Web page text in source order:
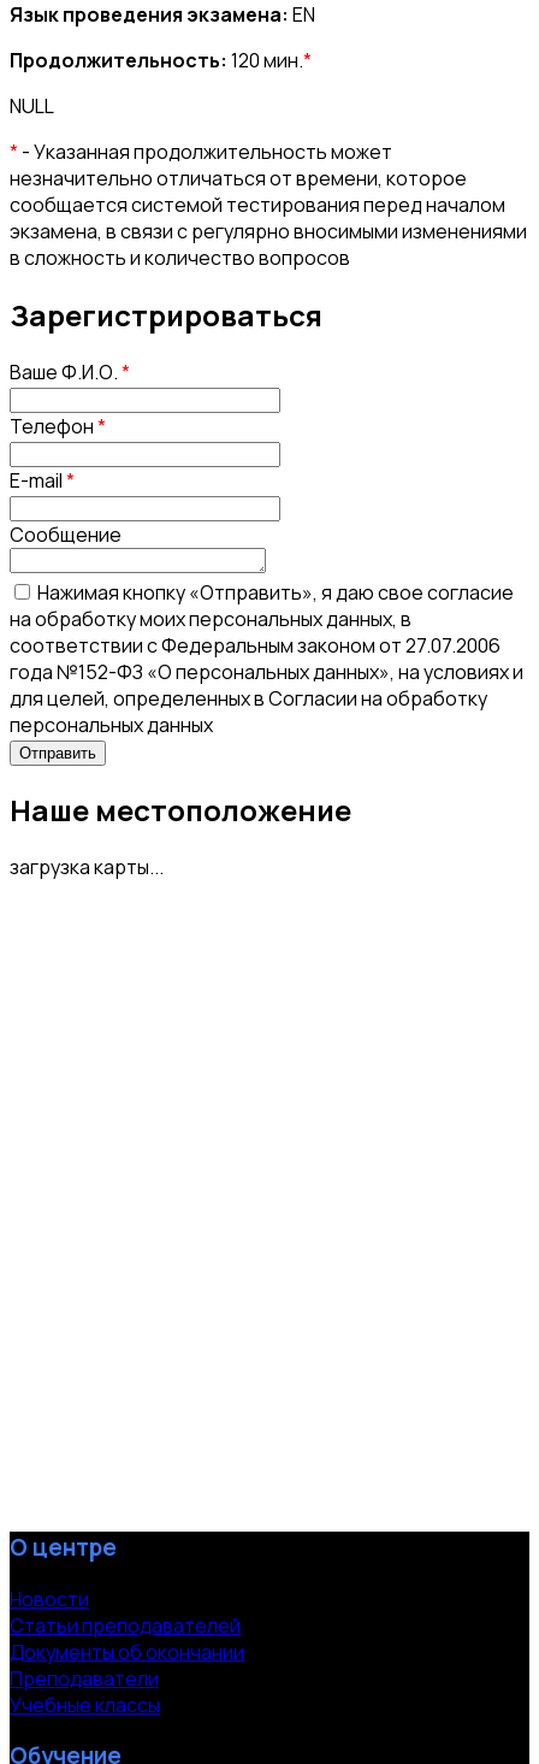
Язык проведения экзамена: EN
Продолжительность: 120 мин.*
NULL
*- Указанная продолжительность может
незначительно отличаться от времени, которое
сообщается системой тестирования перед началом
экзамена, в связи с регулярно вносимыми изменениями
в сложность и количество вопросов
Зарегистрироваться
Ваше Ф.И.О.*
Телефон*
E-mail*
Сообщение
Нажимая кнопку «Отправить», я даю свое согласие
на обработку моих персональных данных, в
соответствии с Федеральным законом от 27.07.2006
года №152-ФЗ «О персональных данных», на условиях и
для целей, определенных в Согласии на обработку
персональных данных
Наше местоположение
загрузка карты...
О центре
Новости
Статьи преподавателей
Документы об окончании
Преподаватели
Учебные классы
Обучение